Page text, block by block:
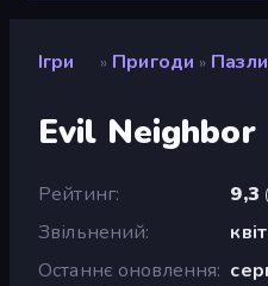
Ігри » Пригоди » Пазли
Evil Neighbor
Рейтинг 9,3 (
Звільнений
Останнє оновлення